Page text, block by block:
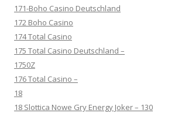
171-Boho Casino Deutschland
172 Boho Casino
174 Total Casino
175 Total Casino Deutschland –
1750Z
176 Total Casino –
18
18 Slottica Nowe Gry Energy Joker – 130